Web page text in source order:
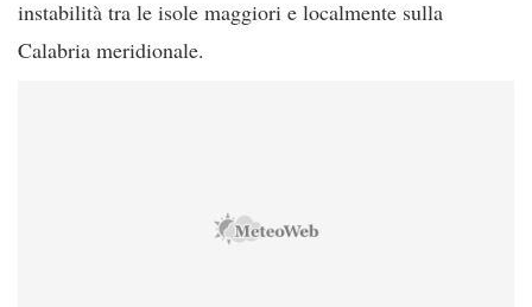
instabilità tra le isole maggiori e localmente sulla
Calabria meridionale.